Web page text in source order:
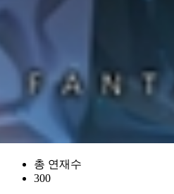
총 연재수
300